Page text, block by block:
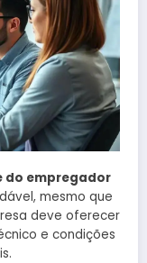
do empregador
mesmo que
deve oferecer
e condições